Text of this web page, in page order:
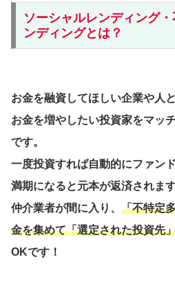
ソーシャルレンディング
ンディングとは？
お金を融資してほしい企業や人
お金を増やしたい投資家をマッ
です。
一度投資すれば自動的にファン
満期になると元本が返済されます
仲介業者が間に入り、 「不特定
金を集めて「選定された投資先
OKです！